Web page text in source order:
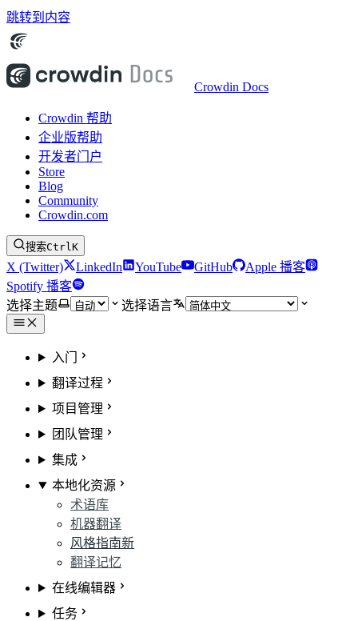
跳转到内容
Crowdin Docs
Crowdin 帮助
企业版帮助
开发者门户
Store
Blog
Community
Crowdin.com
搜索CtrlK
X (Twitter) LinkedIn YouTube GitHub
Apple 播客
Spotify 播客
选择主题
选择语言
入门
翻译过程
项目管理
团队管理
集成
本地化资源
术语库
机器翻译
风格指南新
翻译记忆
在线编辑器
任务